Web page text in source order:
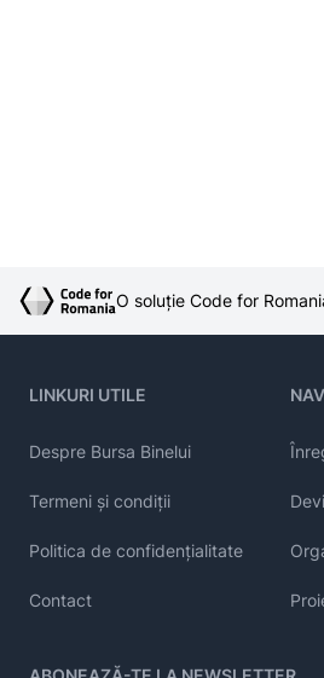
O soluție Code for
LINKURI UTILE
Despre Bursa Binelui
Termeni și condiții
Politica de confidențialitate
Contact